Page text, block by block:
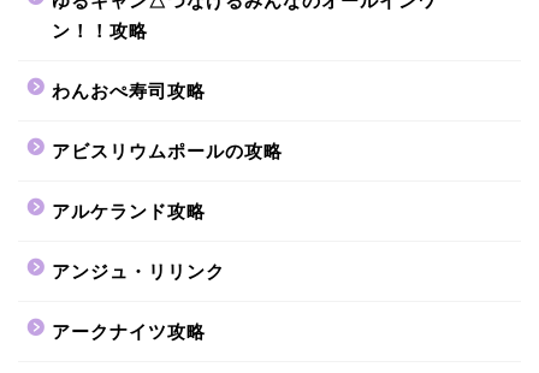
ン！！攻略
わんおぺ寿司攻略
アビスリウムポールの攻略
アルケランド攻略
アンジュ・リリンク
アークナイツ攻略